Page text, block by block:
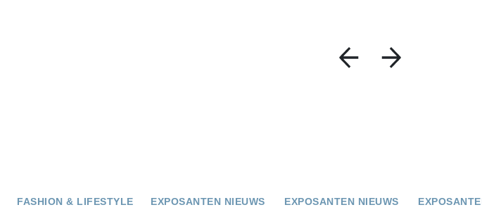
FASHION & LIFESTYLE EXPOSANTEN NIEUWS EXPOSANTEN NIEUWS